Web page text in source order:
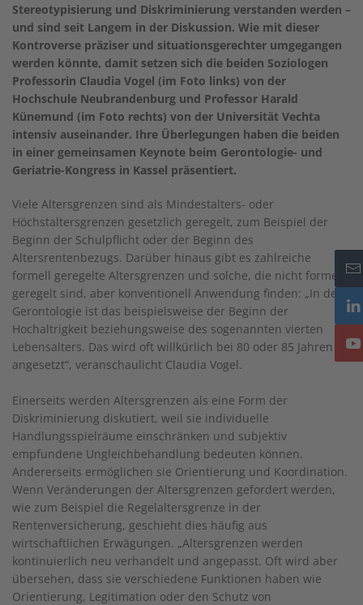
Stereotypisierung und Diskriminierung verstanden werden –
und sind seit Langem in der Diskussion. Wie mit dieser
Kontroverse präziser und situationsgerechter umgegangen
werden könnte, damit setzen sich die beiden Soziologen
Professorin Claudia Vogel (im Foto links) von der
Hochschule Neubrandenburg und Professor Harald
Künemund (im Foto rechts) von der Universität Vechta
intensiv auseinander. Ihre Überlegungen haben die beiden
in einer gemeinsamen Keynote beim Gerontologie- und
Geriatrie-Kongress in Kassel präsentiert.
Viele Altersgrenzen sind als Mindestalters- oder
Höchstaltersgrenzen gesetzlich geregelt, zum Beispiel der
Beginn der Schulpflicht oder der Beginn des
Altersrentenbezugs. Darüber hinaus gibt es zahlreiche
formell geregelte Altersgrenzen und solche, die nicht formell
geregelt sind, aber konventionell Anwendung finden: „In der
Gerontologie ist das beispielsweise der Beginn der
Hochaltrigkeit beziehungsweise des sogenannten vierten
Lebensalters. Das wird oft willkürlich bei 80 oder 85 Jahren
angesetzt“, veranschaulicht Claudia Vogel.
Einerseits werden Altersgrenzen als eine Form der
Diskriminierung diskutiert, weil sie individuelle
Handlungsspielräume einschränken und subjektiv
empfundene Ungleichbehandlung bedeuten können.
Andererseits ermöglichen sie Orientierung und Koordination.
Wenn Veränderungen der Altersgrenzen gefordert werden,
wie zum Beispiel die Regelaltersgrenze in der
Rentenversicherung, geschieht dies häufig aus
wirtschaftlichen Erwägungen. „Altersgrenzen werden
kontinuierlich neu verhandelt und angepasst. Oft wird aber
übersehen, dass sie verschiedene Funktionen haben wie
Orientierung, Legitimation oder den Schutz von